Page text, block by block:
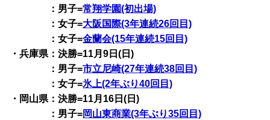
：男子=常翔学園(初出場)
：女子=大阪国際(3年連続26回目)
：女子=金蘭会(15年連続15回目)
・兵庫県：決勝=11月9日(日)
：男子=市立尼崎(27年連続38回目)
：女子=氷上(2年ぶり40回目)
・岡山県：決勝=11月16日(日)
：男子=岡山東商業(3年ぶり35回目)